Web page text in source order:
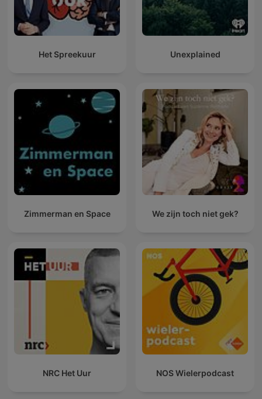
Het Spreekuur Unexplained
Zimmerman en Space We zijn toch niet gek?
NRC Het Uur NOS Wielerpodcast